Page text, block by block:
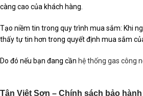
càng cao của khách hàng.
Tạo niềm tin trong quy trình mua sắm: Khi
thấy tự tin hơn trong quyết định mua sắm
Do đó nếu bạn đang cần hệ thống gas công
Tân Việt Sơn – Chính sách bảo